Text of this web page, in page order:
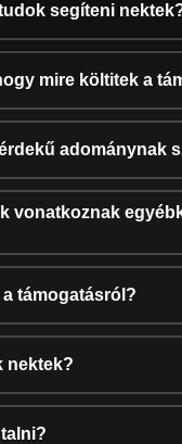
segíteni
mire költitek a
adománynak
vonatkoznak
támogatásról?
nektek?